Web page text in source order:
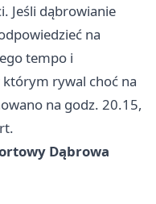
Jeśli dąbrowianie
na
tempo i
rywal choć na
na godz. 20.15,
Dąbrowa